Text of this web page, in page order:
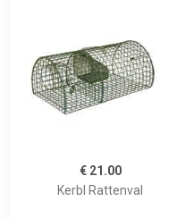
€ 21.00
Kerbl Rattenval